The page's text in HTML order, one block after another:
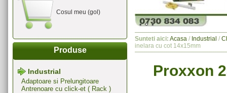
Cosul meu (gol)
Produse
Industrial
Adaptoare si Prelungitoare
Antrenoare cu click-et ( Rack )
Sunteti aici: Acasa / Industrial /
inelara cu cot 14x15mm
Proxxon